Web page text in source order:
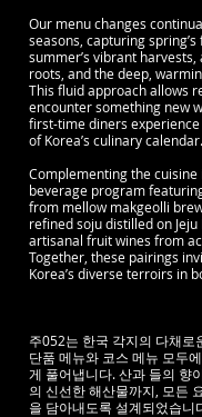
Our menu changes
seasons, capturing spring’s
summer’s vibrant harvests,
roots, and the deep,
This fluid approach allows
encounter something new
first-time diners
of Korea’s culinary calendar.
Complementing the cuisine
beverage program
from mellow makgeolli
refined soju distilled on Jeju
artisanal fruit wines from
Together, these pairings
Korea’s diverse terroirs in
주052는 한국 각지의 다채로
단품 메뉴와 코스 메뉴 모두
게 풀어냅니다. 산과 들의 향
의 신선한 해산물까지, 모든
을 담아내도록 설계되었습니